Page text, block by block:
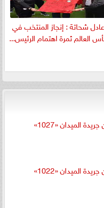
عادل شحاتة : إنجاز المنتخب في
العالم ثمرة اهتمام الرئيس...
الميدان «1027»
الميدان «1022»